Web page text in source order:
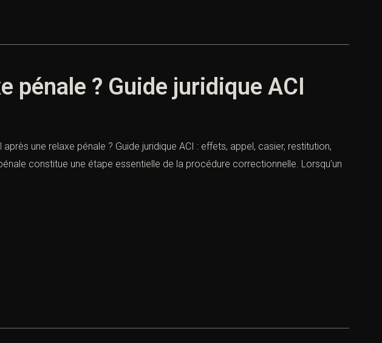
pénale ? Guide juridique ACI
une relaxe pénale ? Guide juridique ACI : effets, appel, casier, restitution,
constitue une étape essentielle de la procédure correctionnelle. Lorsqu’un